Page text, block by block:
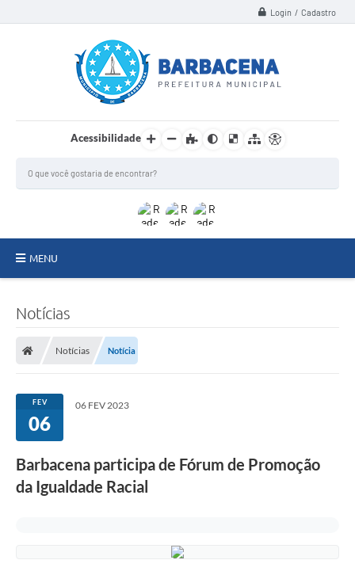
Login / Cadastro
Acessibilidade
MENU
Meio Ambiente
Ouvidoria
Serviços
Notícias
Notícias Notícia
FEV
06
06 FEV 2023
Barbacena participa de Fórum de Promoção
da Igualdade Racial